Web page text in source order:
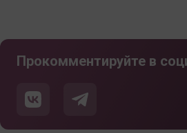
Прокомментируйте в